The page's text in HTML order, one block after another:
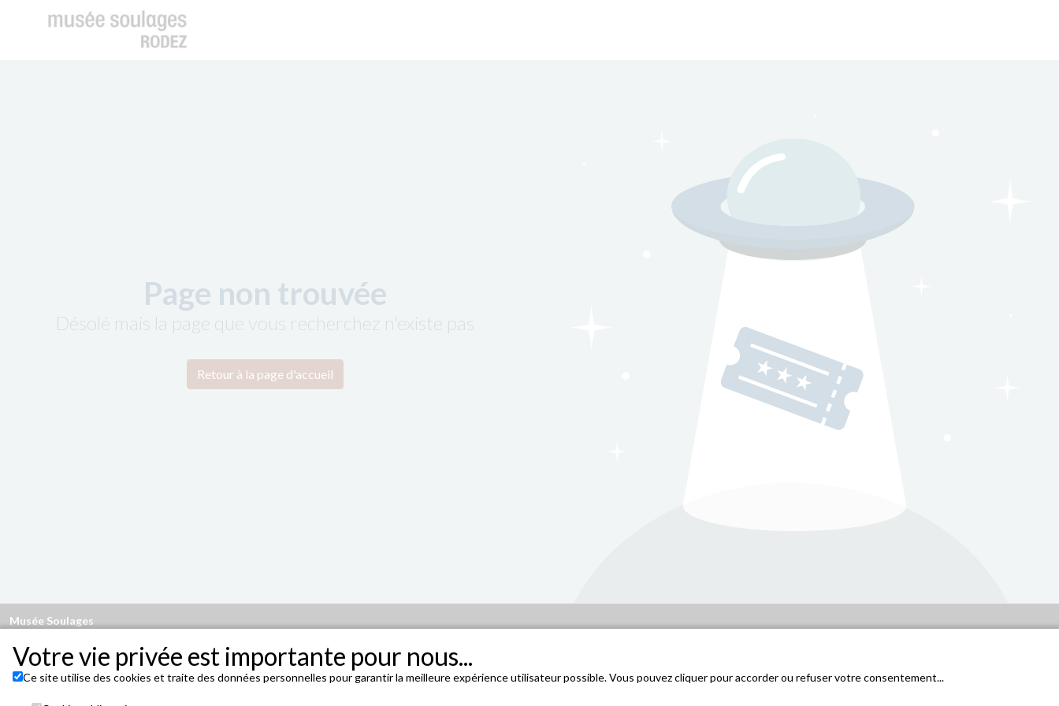
Page non trouvée
Désolé mais la page que vous recherchez n'existe pas
Retour à la page d'accueil
Musée Soulages
museesoulages@museesoulagesrodez.fr
Votre vie privée est importante pour nous...
Ce site utilise des cookies et traite des données personnelles pour garantir la meilleure expérience utilisateur possible. Vous pouvez cliquer pour accorder ou refuser votre consentement...